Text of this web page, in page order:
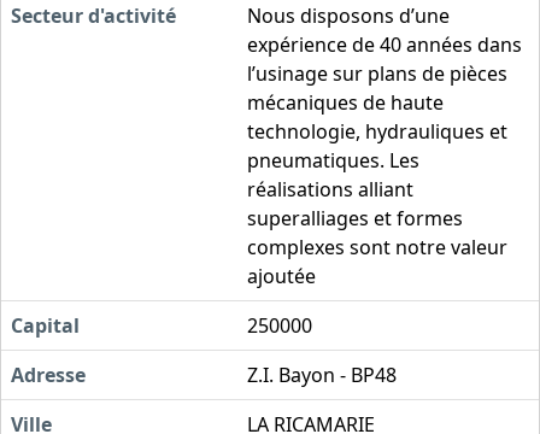
Secteur d'activité
Nous disposons d’une
expérience de 40 années dans
l’usinage sur plans de pièces
mécaniques de haute
technologie, hydrauliques et
pneumatiques. Les
réalisations alliant
superalliages et formes
complexes sont notre valeur
ajoutée
Capital
250000
Adresse
Z.I. Bayon - BP48
Ville
LA RICAMARIE